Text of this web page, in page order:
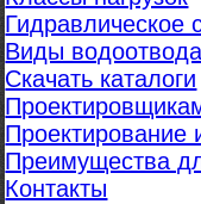
Гидравлическое
Виды
Скачать каталоги
Проектирование
Преимущества
Контакты